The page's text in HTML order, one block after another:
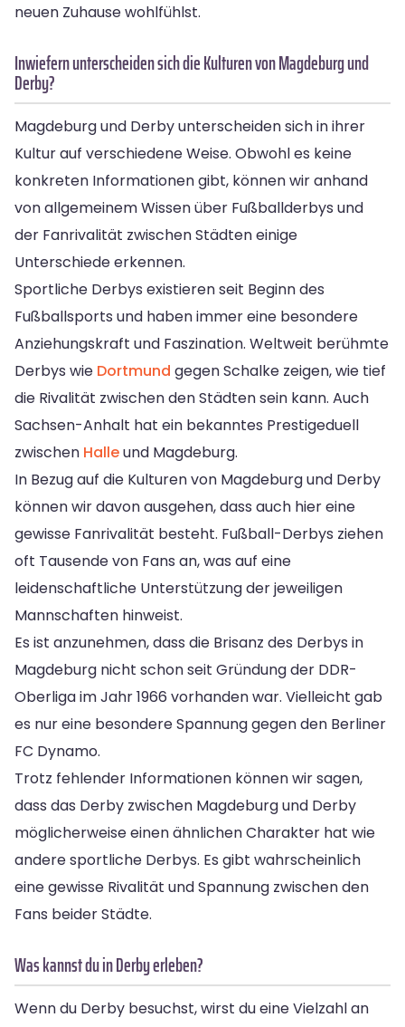
neuen Zuhause wohlfühlst.
Inwiefern unterscheiden sich die Kulturen von Magdeburg und
Derby?
Magdeburg und Derby unterscheiden sich in ihrer
Kultur auf verschiedene Weise. Obwohl es keine
konkreten Informationen gibt, können wir anhand
von allgemeinem Wissen über Fußballderbys und
der Fanrivalität zwischen Städten einige
Unterschiede erkennen.
Sportliche Derbys existieren seit Beginn des
Fußballsports und haben immer eine besondere
Anziehungskraft und Faszination. Weltweit berühmte
Derbys wie Dortmund gegen Schalke zeigen, wie tief
die Rivalität zwischen den Städten sein kann. Auch
Sachsen-Anhalt hat ein bekanntes Prestigeduell
zwischen Halleund Magdeburg.
In Bezug auf die Kulturen von Magdeburg und Derby
können wir davon ausgehen, dass auch hier eine
gewisse Fanrivalität besteht. Fußball-Derbys ziehen
oft Tausende von Fans an, was auf eine
leidenschaftliche Unterstützung der jeweiligen
Mannschaften hinweist.
Es ist anzunehmen, dass die Brisanz des Derbys in
Magdeburg nicht schon seit Gründung der DDR-
Oberliga im Jahr 1966 vorhanden war. Vielleicht gab
es nur eine besondere Spannung gegen den Berliner
FC Dynamo.
Trotz fehlender Informationen können wir sagen,
dass das Derby zwischen Magdeburg und Derby
möglicherweise einen ähnlichen Charakter hat wie
andere sportliche Derbys. Es gibt wahrscheinlich
eine gewisse Rivalität und Spannung zwischen den
Fans beider Städte.
Was kannst du in Derby erleben?
Wenn du Derby besuchst, wirst du eine Vielzahl an